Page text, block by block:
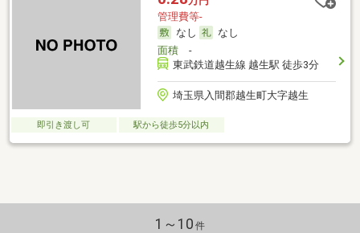
管理費等-
なし
なし
面積-
東武鉄道越生線 越生駅 徒歩3分
埼玉県入間郡越生町大字越生
即引き渡し可 駅から徒歩5分以内
1～10 件